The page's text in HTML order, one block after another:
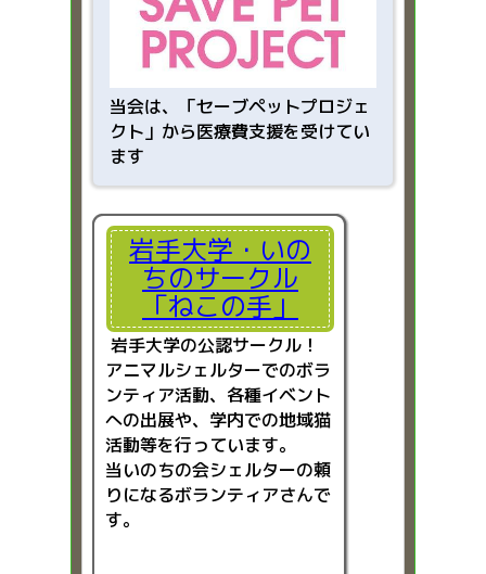
当会は、「セーブペットプロジェ
クト」から医療費支援を受けてい
ます
岩手大学・いの
ちのサークル
「ねこの手」
岩手大学の公認サークル！
アニマルシェルターでのボラ
ンティア活動、各種イベント
への出展や、学内での地域猫
活動等を行っています。
当いのちの会シェルターの頼
りになるボランティアさんで
す。